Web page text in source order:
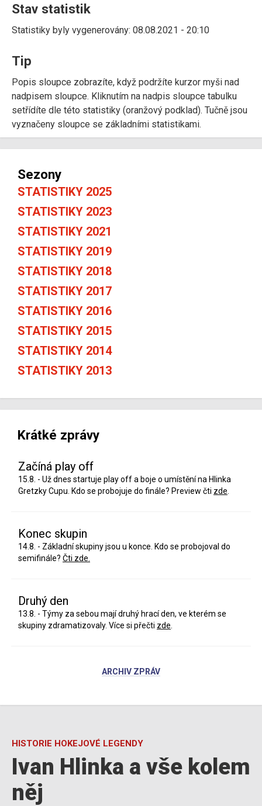
Stav statistik
Statistiky byly vygenerovány: 08.08.2021 - 20:10
Tip
Popis sloupce zobrazíte, když podržíte kurzor myši nad
nadpisem sloupce. Kliknutím na nadpis sloupce tabulku
setřídíte dle této statistiky (oranžový podklad). Tučně jsou
vyznačeny sloupce se základními statistikami.
Sezony
STATISTIKY 2025
STATISTIKY 2023
STATISTIKY 2021
STATISTIKY 2019
STATISTIKY 2018
STATISTIKY 2017
STATISTIKY 2016
STATISTIKY 2015
STATISTIKY 2014
STATISTIKY 2013
Krátké zprávy
Začíná play off
15.8. - Už dnes startuje play off a boje o umístění na Hlinka
Gretzky Cupu. Kdo se probojuje do finále? Preview čti zde
Konec skupin
14.8. - Základní skupiny jsou u konce. Kdo se probojoval do
semifinále? Čti zde.
Druhý den
13.8. - Týmy za sebou mají druhý hrací den, ve kterém se
skupiny zdramatizovaly. Více si přečti zde
ARCHIV ZPRÁV
HISTORIE HOKEJOVÉ LEGENDY
Ivan Hlinka a vše kolem
něj